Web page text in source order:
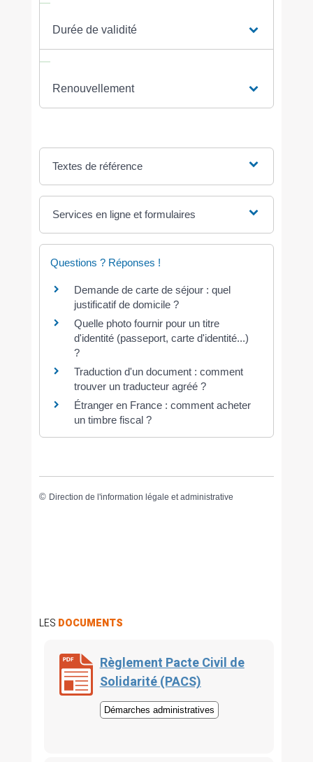
Durée de validité
Renouvellement
Textes de référence
Services en ligne et formulaires
Questions ? Réponses !
Demande de carte de séjour : quel
justificatif de domicile ?
Quelle photo fournir pour un titre
d'identité (passeport, carte d'identité...)
?
Traduction d'un document : comment
trouver un traducteur agréé ?
Étranger en France : comment acheter
un timbre fiscal ?
© Direction de l'information légale et administrative
LES DOCUMENTS
Règlement Pacte Civil de
Solidarité (PACS)
Démarches administratives